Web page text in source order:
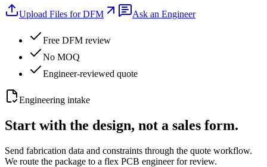
Upload Files for DFM Ask an Engineer
Free DFM review
No MOQ
Engineer-reviewed quote
Engineering intake
Start with the design, not a sales form.
Send fabrication data and constraints through the quote workflow.
We route the package to a flex PCB engineer for review.